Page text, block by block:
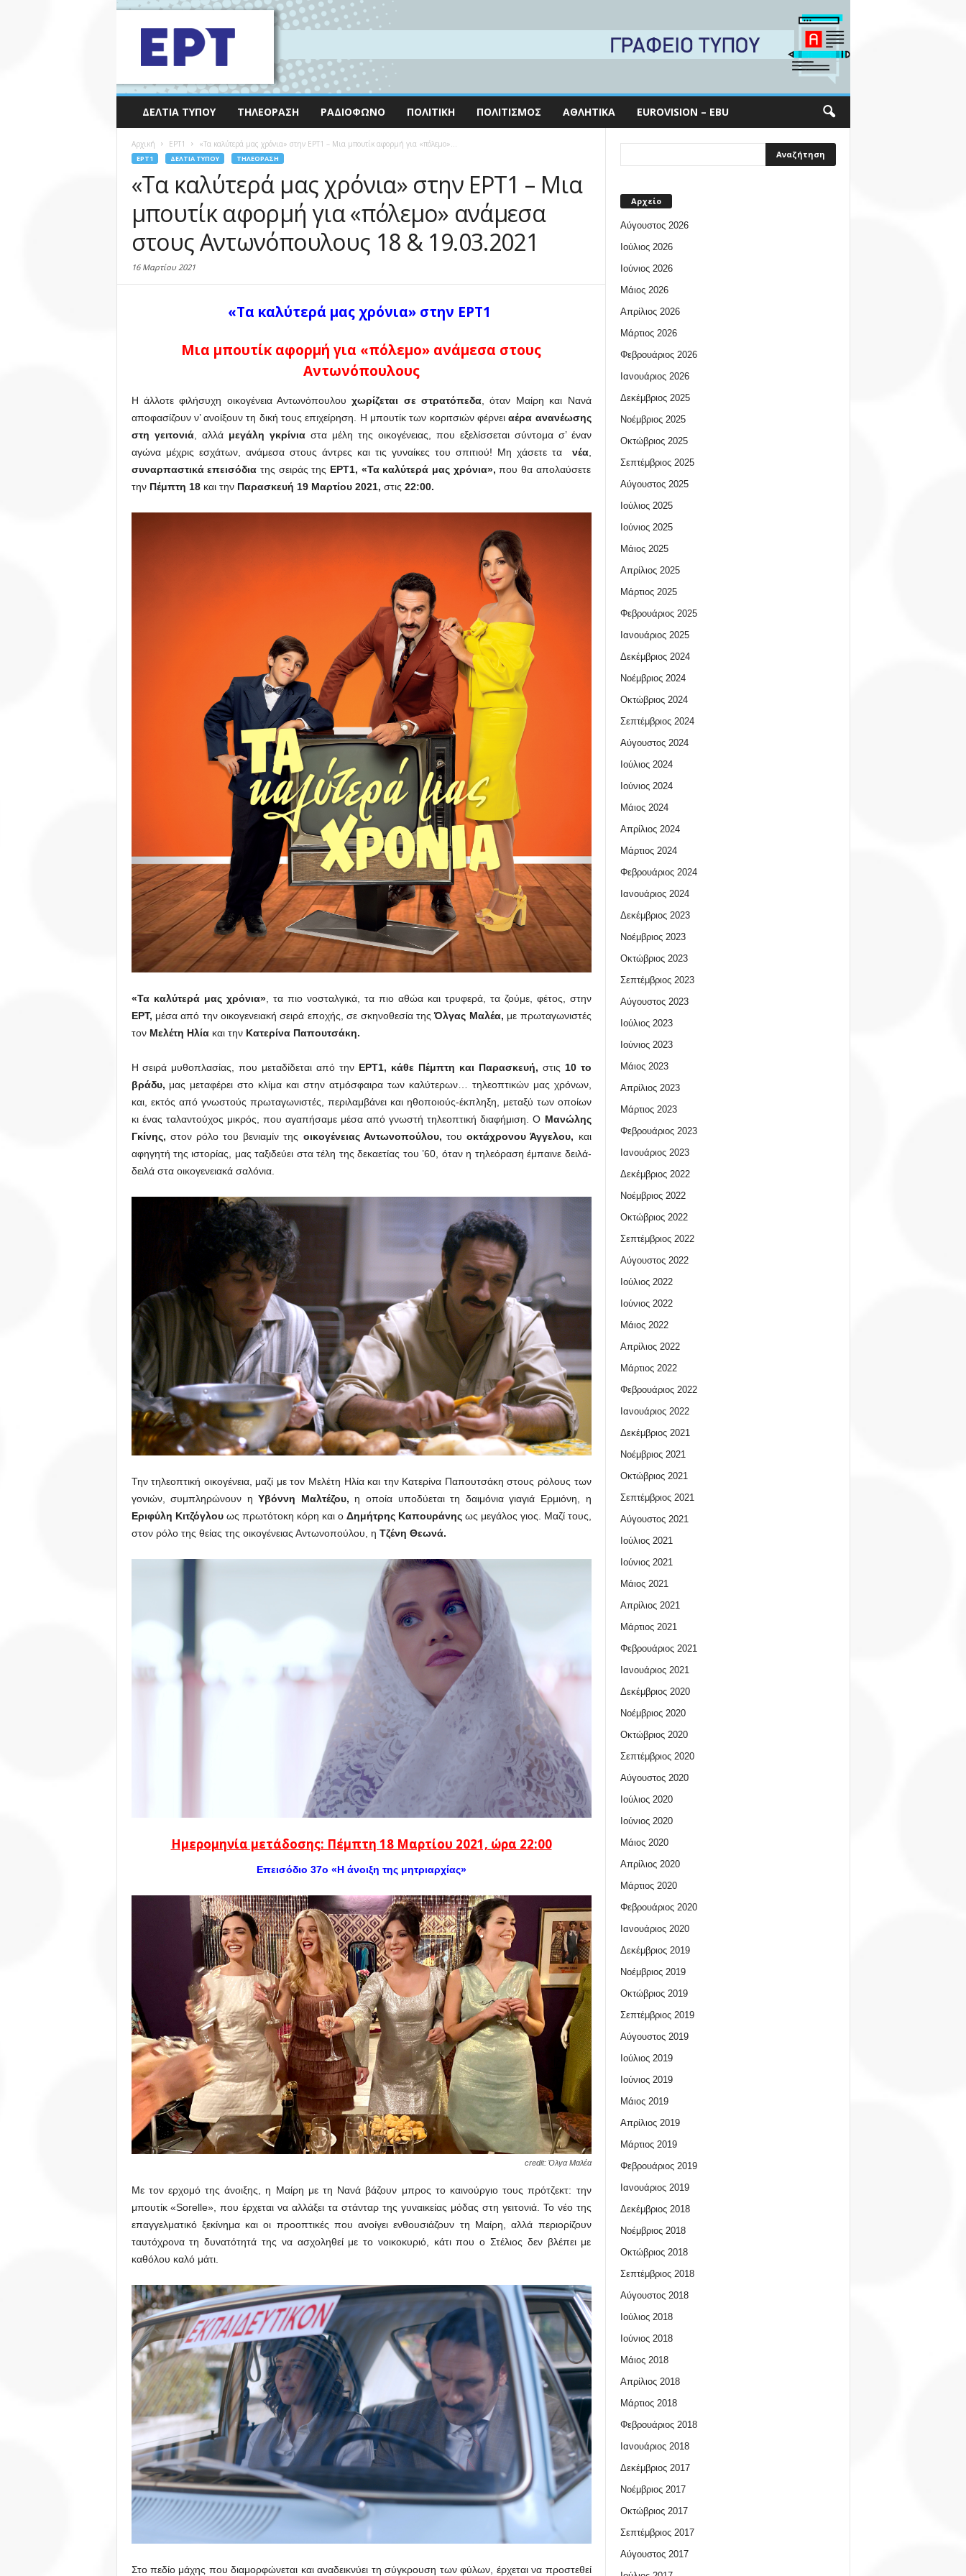
ΔΕΛΤΊΑ ΤΎΠΟΥ ΤΗΛΕΌΡΑΣΗ ΡΑΔΙΌΦΩΝΟ ΠΟΛΙΤΙΚΉ ΠΟΛΙΤΙΣΜΌΣ ΑΘΛΗΤΙΚΆ EUROVISION – EBU
Αρχική EΡΤ1 «Τα καλύτερά μας χρόνια» στην ΕΡΤ1 – Μια μπουτίκ αφορμή για «πόλεμο»...
EΡΤ1 ΔΕΛΤΊΑ ΤΎΠΟΥ ΤΗΛΕΌΡΑΣΗ
«Τα καλύτερά μας χρόνια» στην ΕΡΤ1 – Μια
μπουτίκ αφορμή για «πόλεμο» ανάμεσα
στους Αντωνόπουλους 18 & 19.03.2021
16 Μαρτίου 2021
«Τα καλύτερά μας χρόνια» στην ΕΡΤ1
Μια μπουτίκ αφορμή για «πόλεμο» ανάμεσα στους
Αντωνόπουλους
Η άλλοτε φιλήσυχη οικογένεια Αντωνόπουλουχωρίζεται σε στρατόπεδα , όταν Μαίρη και Νανά
αποφασίζουν ν’ ανοίξουν τη δική τους επιχείρηση. Η μπουτίκ των κοριτσιών φέρνειαέρα ανανέωσης
στη γειτονιά, αλλά μεγάλη γκρίνιαστα μέλη της οικογένειας, που εξελίσσεται σύντομα σ’ έναν
αγώνα μέχρις εσχάτων, ανάμεσα στους άντρες και τις γυναίκες του σπιτιού! Μη χάσετε τα
νέα,
συναρπαστικά επεισόδια της σειράς της ΕΡΤ1, «Τα καλύτερά μας χρόνια»,που θα απολαύσετε
την Πέμπτη 18 και την Παρασκευή 19 Μαρτίου 2021, στις 22:00.
«Τα καλύτερά μας χρόνια», τα πιο νοσταλγικά, τα πιο αθώα και τρυφερά, τα ζούμε, φέτος, στην
ΕΡΤ, μέσα από την οικογενειακή σειρά εποχής, σε σκηνοθεσία τηςΌλγας Μαλέα, με πρωταγωνιστές
τον Μελέτη Ηλίακαι την Κατερίνα Παπουτσάκη.
Η σειρά μυθοπλασίας, που μεταδίδεται από την ΕΡΤ1, κάθε Πέμπτη και Παρασκευή, στις 10 το
βράδυ, μας μεταφέρει στο κλίμα και στην ατμόσφαιρα των καλύτερων… τηλεοπτικών μας χρόνων,
και, εκτός από γνωστούς πρωταγωνιστές, περιλαμβάνει και ηθοποιούς-έκπληξη, μεταξύ των οποίων
κι ένας ταλαντούχος μικρός, που αγαπήσαμε μέσα από γνωστή τηλεοπτική διαφήμιση. Ο Μανώλης
Γκίνης, στον ρόλο του βενιαμίν της οικογένειας Αντωνοπούλου, τουοκτάχρονου Άγγελου, και
αφηγητή της ιστορίας, μας ταξιδεύει στα τέλη της δεκαετίας του ’60, όταν η τηλεόραση έμπαινε δειλά-
δειλά στα οικογενειακά σαλόνια.
Την τηλεοπτική οικογένεια, μαζί με τον Μελέτη Ηλία και την Κατερίνα Παπουτσάκη στους ρόλους των
γονιών, συμπληρώνουν ηΥβόννη Μαλτέζου, η οποία υποδύεται τη δαιμόνια γιαγιά Ερμιόνη, η
Εριφύλη Κιτζόγλουως πρωτότοκη κόρη και ο Δημήτρης Καπουράνηςως μεγάλος γιος. Μαζί τους,
στον ρόλο της θείας της οικογένειας Αντωνοπούλου, η Τζένη Θεωνά.
Ημερομηνία μετάδοσης: Πέμπτη 18 Μαρτίου 2021, ώρα 22:00
Επεισόδιο 37ο «Η άνοιξη της μητριαρχίας»
credit: Όλγα Μαλέα
Με τον ερχομό της άνοιξης, η Μαίρη με τη Νανά βάζουν μπρος το καινούργιο τους πρότζεκτ: την
μπουτίκ «Sorelle», που έρχεται να αλλάξει τα στάνταρ της γυναικείας μόδας στη γειτονιά. Το νέο της
επαγγελματικό ξεκίνημα και οι προοπτικές που ανοίγει ενθουσιάζουν τη Μαίρη, αλλά περιορίζουν
ταυτόχρονα τη δυνατότητά της να ασχοληθεί με το νοικοκυριό, κάτι που ο Στέλιος δεν βλέπει με
καθόλου καλό μάτι.
Στο πεδίο μάχης που διαμορφώνεται και αναδεικνύει τη σύγκρουση των φύλων, έρχεται να προστεθεί
Αρχείο
Αύγουστος 2026
Ιούλιος 2026
Ιούνιος 2026
Μάιος 2026
Απρίλιος 2026
Μάρτιος 2026
Φεβρουάριος 2026
Ιανουάριος 2026
Δεκέμβριος 2025
Νοέμβριος 2025
Οκτώβριος 2025
Σεπτέμβριος 2025
Αύγουστος 2025
Ιούλιος 2025
Ιούνιος 2025
Μάιος 2025
Απρίλιος 2025
Μάρτιος 2025
Φεβρουάριος 2025
Ιανουάριος 2025
Δεκέμβριος 2024
Νοέμβριος 2024
Οκτώβριος 2024
Σεπτέμβριος 2024
Αύγουστος 2024
Ιούλιος 2024
Ιούνιος 2024
Μάιος 2024
Απρίλιος 2024
Μάρτιος 2024
Φεβρουάριος 2024
Ιανουάριος 2024
Δεκέμβριος 2023
Νοέμβριος 2023
Οκτώβριος 2023
Σεπτέμβριος 2023
Αύγουστος 2023
Ιούλιος 2023
Ιούνιος 2023
Μάιος 2023
Απρίλιος 2023
Μάρτιος 2023
Φεβρουάριος 2023
Ιανουάριος 2023
Δεκέμβριος 2022
Νοέμβριος 2022
Οκτώβριος 2022
Σεπτέμβριος 2022
Αύγουστος 2022
Ιούλιος 2022
Ιούνιος 2022
Μάιος 2022
Απρίλιος 2022
Μάρτιος 2022
Φεβρουάριος 2022
Ιανουάριος 2022
Δεκέμβριος 2021
Νοέμβριος 2021
Οκτώβριος 2021
Σεπτέμβριος 2021
Αύγουστος 2021
Ιούλιος 2021
Ιούνιος 2021
Μάιος 2021
Απρίλιος 2021
Μάρτιος 2021
Φεβρουάριος 2021
Ιανουάριος 2021
Δεκέμβριος 2020
Νοέμβριος 2020
Οκτώβριος 2020
Σεπτέμβριος 2020
Αύγουστος 2020
Ιούλιος 2020
Ιούνιος 2020
Μάιος 2020
Απρίλιος 2020
Μάρτιος 2020
Φεβρουάριος 2020
Ιανουάριος 2020
Δεκέμβριος 2019
Νοέμβριος 2019
Οκτώβριος 2019
Σεπτέμβριος 2019
Αύγουστος 2019
Ιούλιος 2019
Ιούνιος 2019
Μάιος 2019
Απρίλιος 2019
Μάρτιος 2019
Φεβρουάριος 2019
Ιανουάριος 2019
Δεκέμβριος 2018
Νοέμβριος 2018
Οκτώβριος 2018
Σεπτέμβριος 2018
Αύγουστος 2018
Ιούλιος 2018
Ιούνιος 2018
Μάιος 2018
Απρίλιος 2018
Μάρτιος 2018
Φεβρουάριος 2018
Ιανουάριος 2018
Δεκέμβριος 2017
Νοέμβριος 2017
Οκτώβριος 2017
Σεπτέμβριος 2017
Αύγουστος 2017